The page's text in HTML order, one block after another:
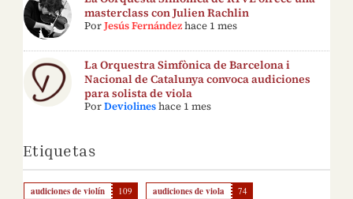
masterclass con Julien Rachlin
PorJesús Fernández hace 1 mes
La Orquestra Simfònica de Barcelona i
Nacional de Catalunya convoca audiciones
para solista de viola
PorDeviolines hace 1 mes
Etiquetas
audiciones de violín 109 audiciones de viola 74